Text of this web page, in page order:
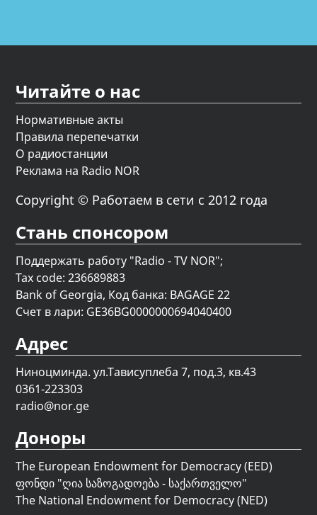
Читайте о нас
Нормативные акты
Правила перепечатки
О радиостанции
Реклама на Radio NOR
Copyright © Работаем в сети с 2012 года
Стань спонсором
Поддержать работу "Radio - TV NOR";
Tax code: 236689883
Bank of Georgia, Код банка: BAGAGE 22
Счет в лари: GE36BG0000000694040400
Адрес
Ниноцминда. ул.Тависуплеба 7, под.3, кв.43
0361-223303
radio@nor.ge
Доноры
The European Endowment for Democracy (EED)
ფონდი "ღია საზოგადოება - საქართველო"
The National Endowment for Democracy (NED)